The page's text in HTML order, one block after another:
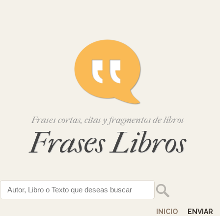
Frases cortas, citas y fragmentos de libros
Frases Libros
INICIO
ENVIAR